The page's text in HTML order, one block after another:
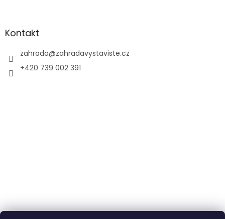
Kontakt
zahrada@zahradavystaviste.cz
+420 739 002 391